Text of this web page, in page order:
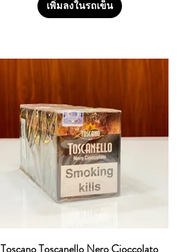
เพิ่มลงในรถเข็น
ดูข้อมูลด่วน